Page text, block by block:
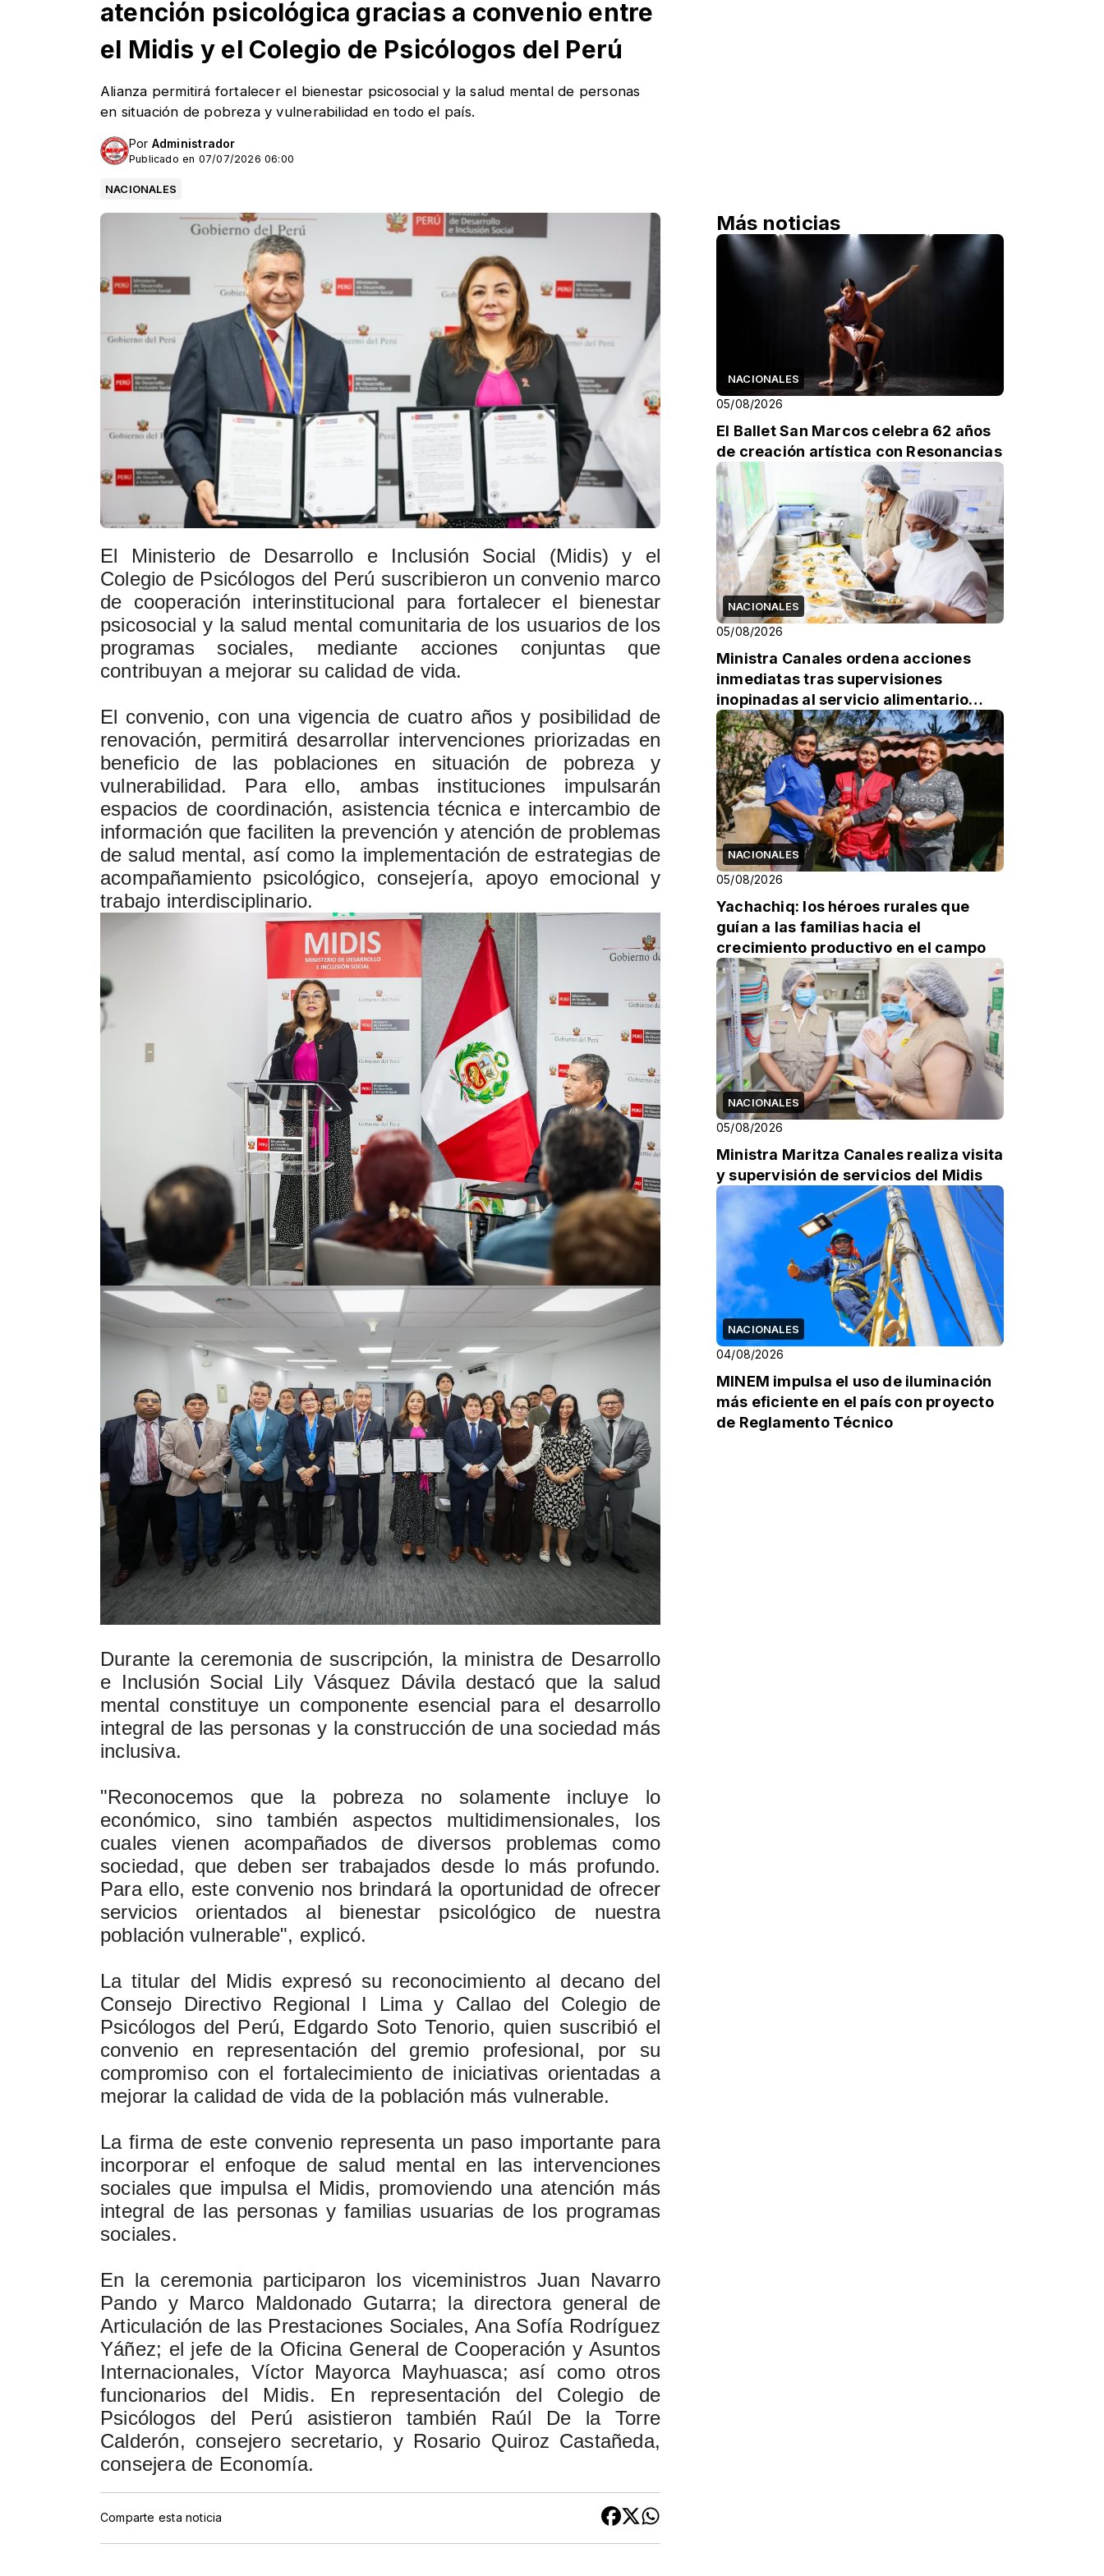
atención psicológica gracias a convenio entre
el Midis y el Colegio de Psicólogos del Perú
Alianza permitirá fortalecer el bienestar psicosocial y la salud mental de personas
en situación de pobreza y vulnerabilidad en todo el país.
Por Administrador
Publicado en 07/07/2026 06:00
NACIONALES
El Ministerio de Desarrollo e Inclusión Social (Midis) y el
Colegio de Psicólogos del Perú suscribieron un convenio marco
de cooperación interinstitucional para fortalecer el bienestar
psicosocial y la salud mental comunitaria de los usuarios de los
programas sociales, mediante acciones conjuntas que
contribuyan a mejorar su calidad de vida.
El convenio, con una vigencia de cuatro años y posibilidad de
renovación, permitirá desarrollar intervenciones priorizadas en
beneficio de las poblaciones en situación de pobreza y
vulnerabilidad. Para ello, ambas instituciones impulsarán
espacios de coordinación, asistencia técnica e intercambio de
información que faciliten la prevención y atención de problemas
de salud mental, así como la implementación de estrategias de
acompañamiento psicológico, consejería, apoyo emocional y
trabajo interdisciplinario.
Durante la ceremonia de suscripción, la ministra de Desarrollo
e Inclusión Social Lily Vásquez Dávila destacó que la salud
mental constituye un componente esencial para el desarrollo
integral de las personas y la construcción de una sociedad más
inclusiva.
"Reconocemos que la pobreza no solamente incluye lo
económico, sino también aspectos multidimensionales, los
cuales vienen acompañados de diversos problemas como
sociedad, que deben ser trabajados desde lo más profundo.
Para ello, este convenio nos brindará la oportunidad de ofrecer
servicios orientados al bienestar psicológico de nuestra
población vulnerable", explicó.
La titular del Midis expresó su reconocimiento al decano del
Consejo Directivo Regional I Lima y Callao del Colegio de
Psicólogos del Perú, Edgardo Soto Tenorio, quien suscribió el
convenio en representación del gremio profesional, por su
compromiso con el fortalecimiento de iniciativas orientadas a
mejorar la calidad de vida de la población más vulnerable.
La firma de este convenio representa un paso importante para
incorporar el enfoque de salud mental en las intervenciones
sociales que impulsa el Midis, promoviendo una atención más
integral de las personas y familias usuarias de los programas
sociales.
En la ceremonia participaron los viceministros Juan Navarro
Pando y Marco Maldonado Gutarra; la directora general de
Articulación de las Prestaciones Sociales, Ana Sofía Rodríguez
Yáñez; el jefe de la Oficina General de Cooperación y Asuntos
Internacionales, Víctor Mayorca Mayhuasca; así como otros
funcionarios del Midis. En representación del Colegio de
Psicólogos del Perú asistieron también Raúl De la Torre
Calderón, consejero secretario, y Rosario Quiroz Castañeda,
consejera de Economía.
Comparte esta noticia
Más noticias
NACIONALES
05/08/2026
El Ballet San Marcos celebra 62 años
de creación artística con Resonancias
NACIONALES
05/08/2026
Ministra Canales ordena acciones
inmediatas tras supervisiones
inopinadas al servicio alimentario
escolar
NACIONALES
05/08/2026
Yachachiq: los héroes rurales que
guían a las familias hacia el
crecimiento productivo en el campo
NACIONALES
05/08/2026
Ministra Maritza Canales realiza visita
y supervisión de servicios del Midis
NACIONALES
04/08/2026
MINEM impulsa el uso de iluminación
más eficiente en el país con proyecto
de Reglamento Técnico